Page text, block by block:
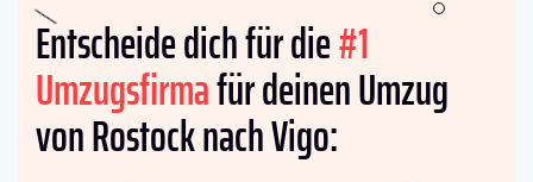
Entscheide dich für die#1
Umzugsfirmafür deinen Umzug
von Rostock nach Vigo: